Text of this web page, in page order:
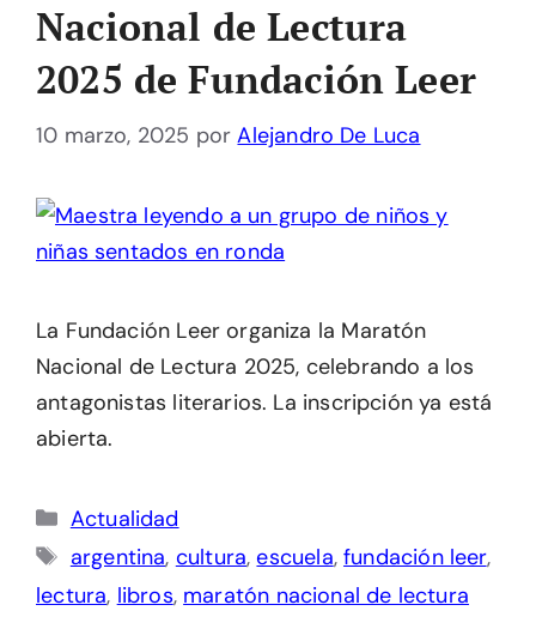
Nacional de Lectura
2025 de Fundación Leer
10 marzo, 2025 porAlejandro De Luca
La Fundación Leer organiza la Maratón
Nacional de Lectura 2025, celebrando a los
antagonistas literarios. La inscripción ya está
abierta.
Categorías
Actualidad
Etiquetas
argentina, cultura,escuela,fundación leer,
lectura, libros, maratón nacional de lectura